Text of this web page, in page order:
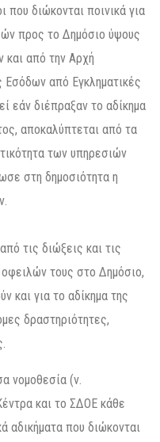
που διώκονται ποινικά για
προς το Δημόσιο ύψους
από την Αρχή
Εσόδων από Εγκληματικές
εάν διέπραξαν το αδίκημα
αποκαλύπτεται από τα
των υπηρεσιών
στη δημοσιότητα η
τις διώξεις και τις
τους στο Δημόσιο,
και για το αδίκημα της
δραστηριότητες,
νομοθεσία (ν.
και το ΣΔΟΕ κάθε
αδικήματα που διώκονται